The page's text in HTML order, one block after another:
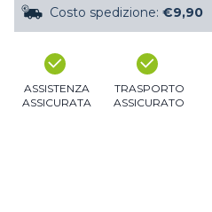
Costo spedizione: €9,90
ASSISTENZA
ASSICURATA
TRASPORTO
ASSICURATO